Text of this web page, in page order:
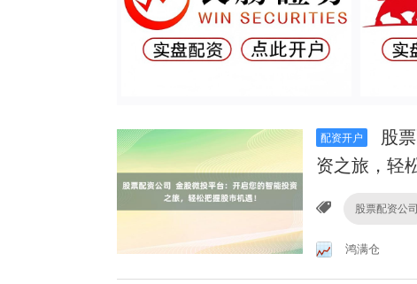
配资开户
股
资之旅，轻
股票配资公司
鸿满仓